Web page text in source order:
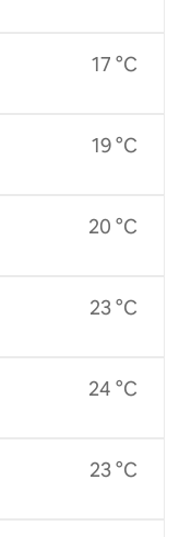
17 °C
19 °C
20 °C
23 °C
24 °C
23 °C